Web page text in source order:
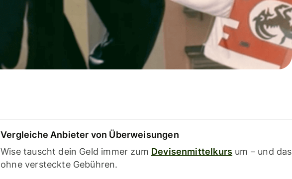
Vergleiche Anbieter von Überweisungen
Wise tauscht dein Geld immer zum Devisenmittelkurs um – und das
ohne versteckte Gebühren.